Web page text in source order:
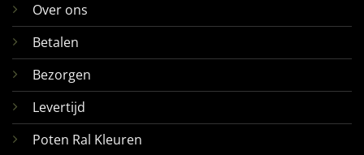
Over ons
Betalen
Bezorgen
Levertijd
Poten Ral Kleuren